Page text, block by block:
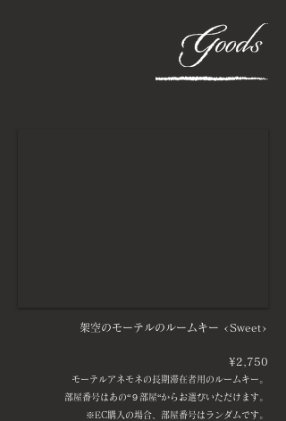
架空のモーテルのルームキー <Sweet>
¥2,750
モーテルアネモネの長期滞在者用のルームキー。
部屋番号はあの“９部屋“からお選びいただけます。
※EC購入の場合、部屋番号はランダムです。